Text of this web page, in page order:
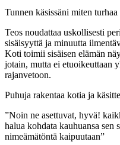
Tunnen käsissäni miten turhaa
Teos noudattaa uskollisesti
sisäisyyttä ja minuutta
Koti toimii sisäisen elämän
jotain, mutta ei etuoikeuttaan
rajanvetoon.
Puhuja rakentaa kotia ja
”Noin ne asettuvat, hyvä!
halua kohdata kauhuansa sen
nimeämätöntä kaipuutaan”